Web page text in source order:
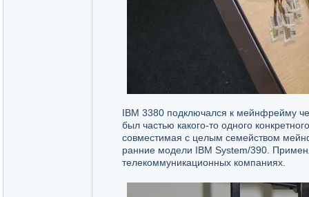
IBM 3380 подключался к мейнфрейму
был частью какого-то одного
совместимая с целым семейством
ранние модели IBM System/390.
телекоммуникационных компаниях.